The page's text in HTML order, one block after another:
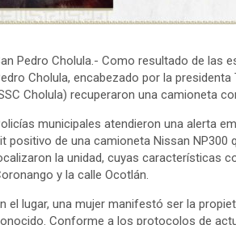
Pedro Cholula.- Como resultado de las
Cholula, encabezado por la
Cholula) recuperaron una camioneta
municipales atendieron una alerta
positivo de una camioneta Nissan NP300
la unidad, cuyas características
y la calle Ocotlán.
el lugar, una mujer manifestó ser la
Conforme a los protocolos de